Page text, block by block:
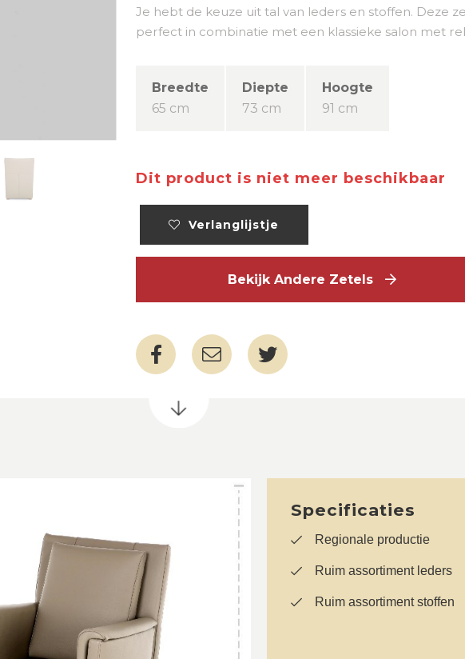
Je hebt de keuze uit tal van leders en stoffen. Deze
perfect in combinatie met een klassieke salon met
Breedte
65 cm
Diepte
73 cm
Hoogte
91 cm
Dit product is niet meer beschikbaar
Verlanglijstje
Bekijk Andere Zetels
Specificaties
Regionale productie
Ruim assortiment leders
Ruim assortiment stoffen